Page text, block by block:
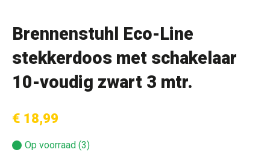
Brennenstuhl Eco-Line
stekkerdoos met schakelaar
10-voudig zwart 3 mtr.
€ 18,99
Op voorraad (3)